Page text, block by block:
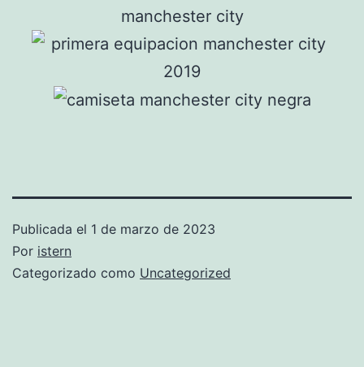
Publicada el 1 de marzo de 2023
Por istern
Categorizado como Uncategorized